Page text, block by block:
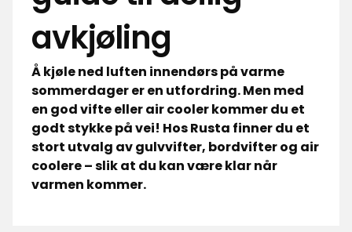
avkjøling
Å kjøle ned luften innendørs på varme
sommerdager er en utfordring. Men med
en god vifte eller air cooler kommer du et
godt stykke på vei! Hos Rusta finner du et
stort utvalg av gulvvifter, bordvifter og air
coolere – slik at du kan være klar når
varmen kommer.